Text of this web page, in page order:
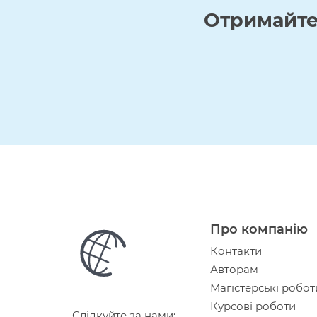
Про компанію
Контакти
Авторам
Магістерські
Курсові роботи